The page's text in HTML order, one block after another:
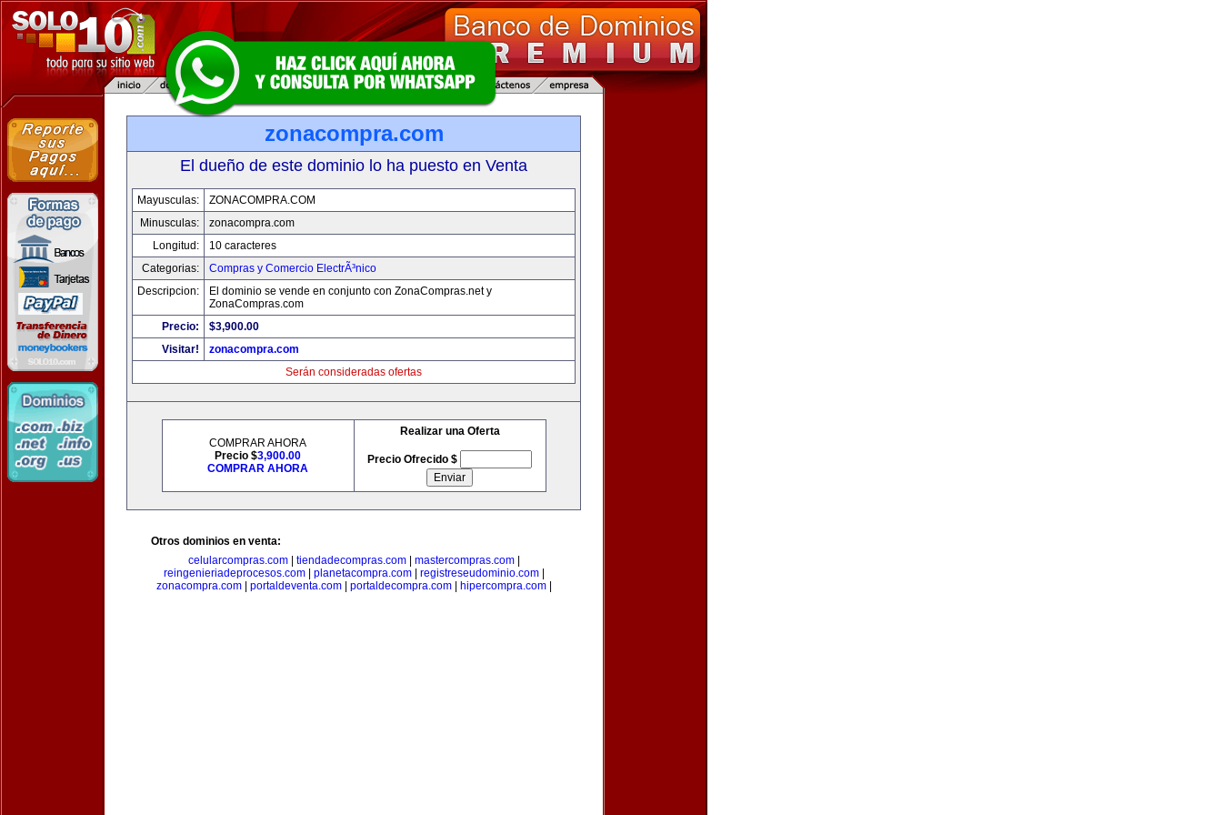
zonacompra.com
El dueño de este dominio lo ha puesto en Venta
Mayusculas:
ZONACOMPRA.COM
Minusculas:
zonacompra.com
Longitud:
10 caracteres
Categorias:
Compras y Comercio ElectrÃ³nico
Descripcion:
El dominio se vende en conjunto con ZonaCompras.net y
ZonaCompras.com
Precio:
$3,900.00
Visitar!
zonacompra.com
Serán consideradas ofertas
COMPRAR AHORA
Precio $3,900.00
COMPRAR AHORA
Realizar una Oferta
Precio Ofrecido $
Otros dominios en venta:
celularcompras.com| tiendadecompras.com| mastercompras.com|
reingenieriadeprocesos.com| planetacompra.com| registreseudominio.com|
zonacompra.com| portaldeventa.com| portaldecompra.com| hipercompra.com|